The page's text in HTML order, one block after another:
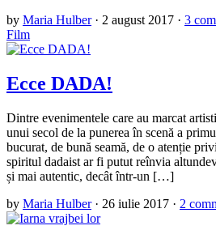
by Maria Hulber · 2 august 2017 · 3
Film
Ecce DADA!
Dintre evenimentele care au marcat
unui secol de la punerea în scenă a
bucurat, de bună seamă, de o atenție
spiritul dadaist ar fi putut reînvia
și mai autentic, decât într-un […]
by Maria Hulber · 26 iulie 2017 · 2